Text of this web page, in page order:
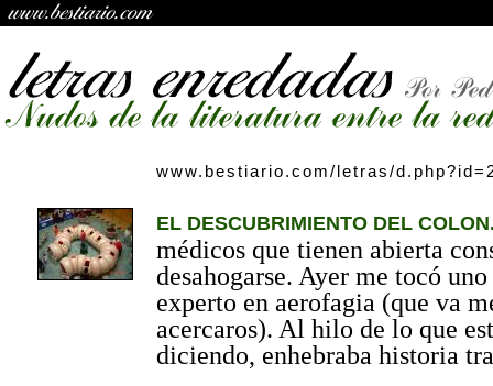
www.bestiario.com/letras/
EL DESCUBRIMIENTO DEL
médicos que tienen abierta
desahogarse. Ayer me tocó uno
experto en aerofagia (que va
acercaros). Al hilo de lo que
diciendo, enhebraba historia